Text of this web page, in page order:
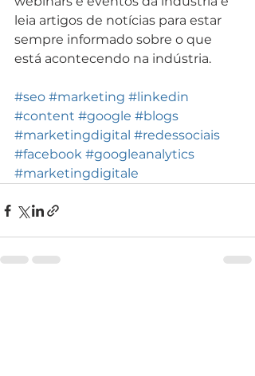
leia artigos de notícias para estar
sempre informado sobre o que
está acontecendo na indústria.
#seo #marketing #linkedin
#content #google #blogs
#marketingdigital #redessociais
#facebook #googleanalytics
#marketingdigitale